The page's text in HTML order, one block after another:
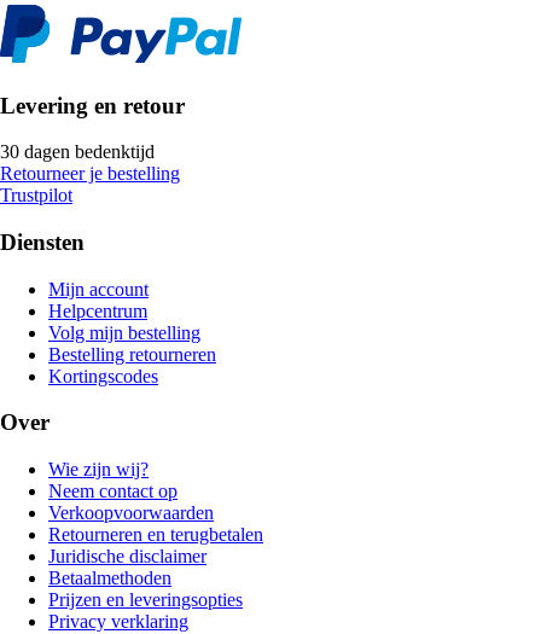
Levering en retour
30 dagen bedenktijd
Retourneer je bestelling
Trustpilot
Diensten
Mijn account
Helpcentrum
Volg mijn bestelling
Bestelling retourneren
Kortingscodes
Over
Wie zijn wij?
Neem contact op
Verkoopvoorwaarden
Retourneren en terugbetalen
Juridische disclaimer
Betaalmethoden
Prijzen en leveringsopties
Privacy verklaring